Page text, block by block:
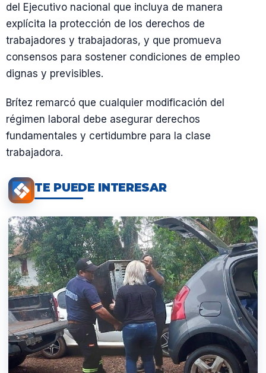
del Ejecutivo nacional que incluya de manera
explícita la protección de los derechos de
trabajadores y trabajadoras, y que promueva
consensos para sostener condiciones de empleo
dignas y previsibles.
Brítez remarcó que cualquier modificación del
régimen laboral debe asegurar derechos
fundamentales y certidumbre para la clase
trabajadora.
TE PUEDE INTERESAR